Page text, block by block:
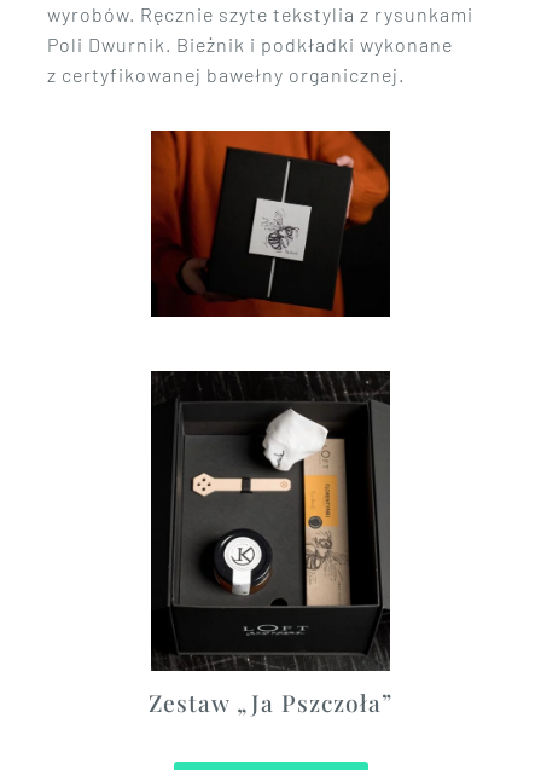
wyrobów. Ręcznie szyte tekstylia z rysunkami
Poli Dwurnik. Bieżnik i podkładki wykonane
z certyfikowanej bawełny organicznej.
Zestaw „Ja Pszczoła”